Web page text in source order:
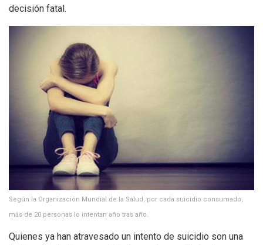
decisión fatal.
Según la Organización Mundial de la Salud, por cada suicidio consumado,
más de 20 personas lo intentan año tras año.
Quienes ya han atravesado un intento de suicidio son una